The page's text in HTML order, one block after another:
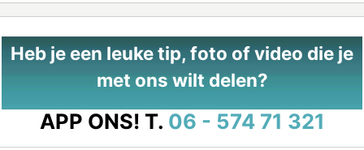
Heb je een leuke tip, foto of video die je
met ons wilt delen?
APP ONS! T. 06 - 574 71 321